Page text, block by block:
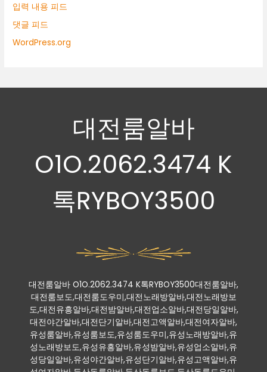
입력 내용 피드
댓글 피드
WordPress.org
대전룸알바
O1O.2062.3474 K
톡RYBOY3500
대전룸알바 O1O.2062.3474 K톡RYBOY3500대전룸알바,
대전룸보도,대전룸도우미,대전노래방알바,대전노래방보
도,대전유흥알바,대전밤알바,대전업소알바,대전당일알바,
대전야간알바,대전단기알바,대전고액알바,대전여자알바,
유성룸알바,유성룸보도,유성룸도우미,유성노래방알바,유
성노래방보도,유성유흥알바,유성밤알바,유성업소알바,유
성당일알바,유성야간알바,유성단기알바,유성고액알바,유